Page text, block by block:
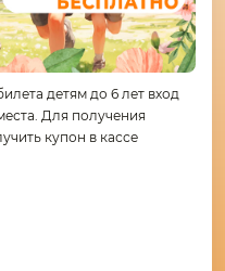
детям до 6 лет вход
Для получения
купон в кассе